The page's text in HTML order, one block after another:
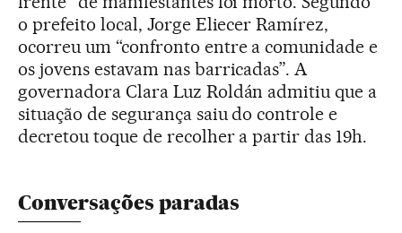
o prefeito local, Jorge Eliecer Ramírez,
ocorreu um “confronto entre a comunidade e
os jovens estavam nas barricadas”. A
governadora Clara Luz Roldán admitiu que a
situação de segurança saiu do controle e
decretou toque de recolher a partir das 19h.
Conversações paradas